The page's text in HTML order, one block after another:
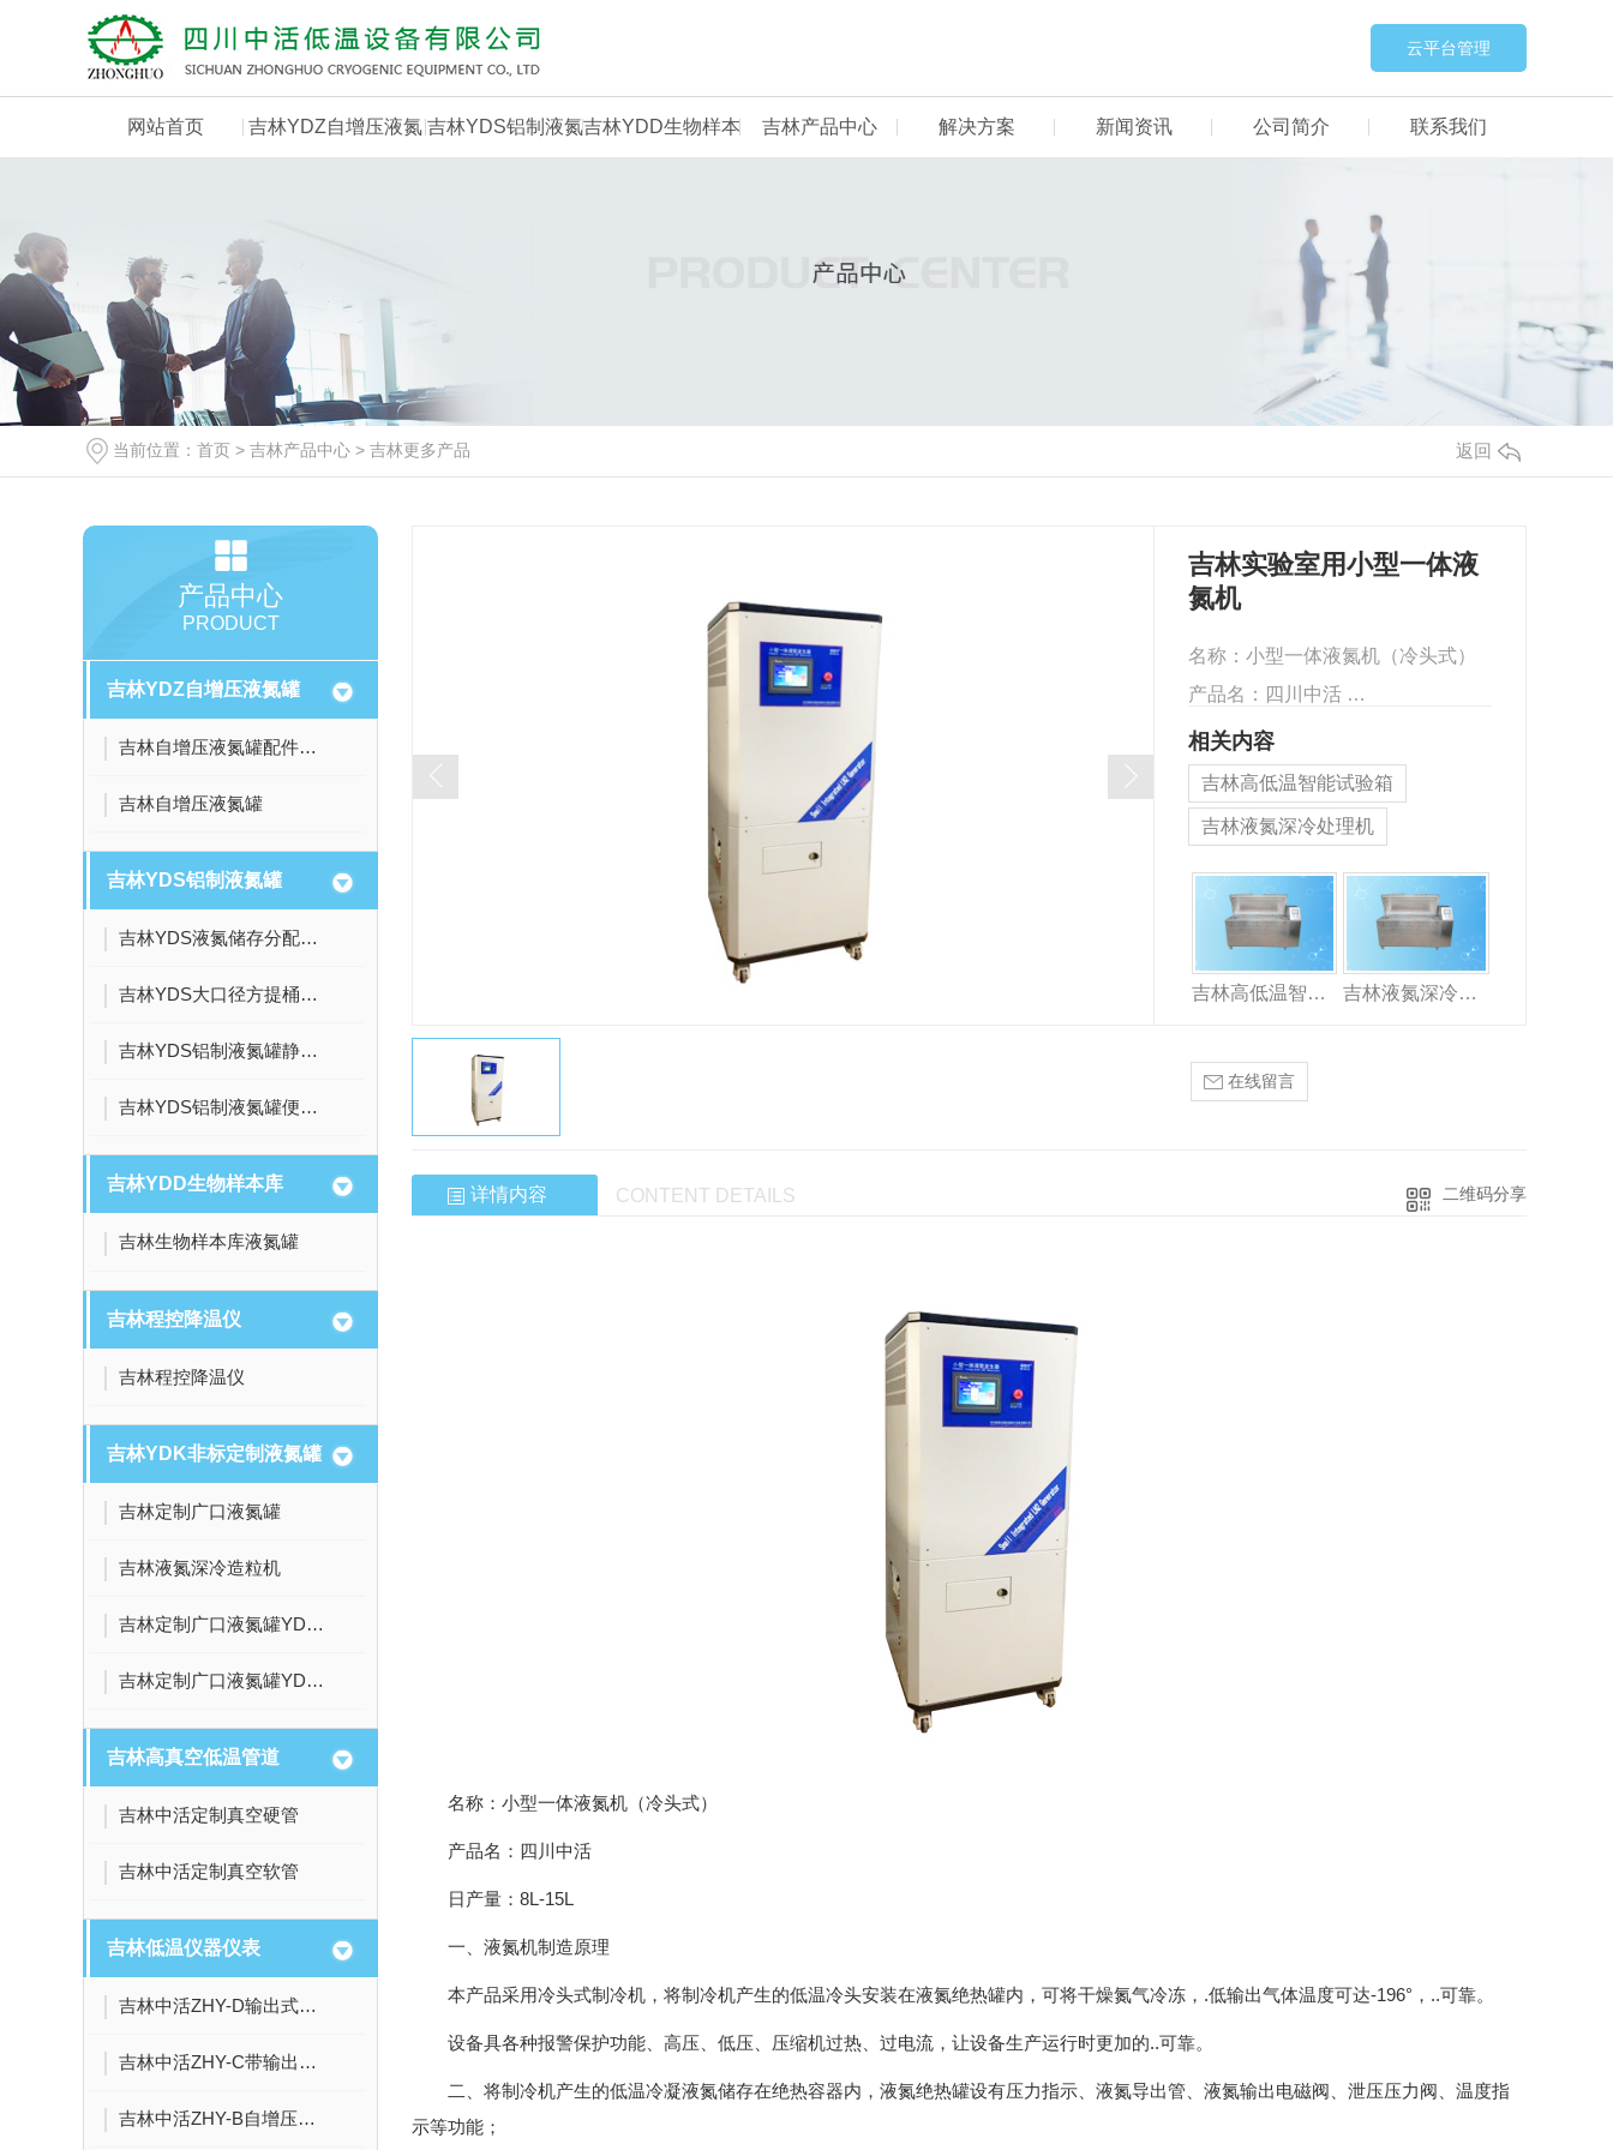
云平台管理
网站首页 吉林YDZ自增压液氮 吉林YDS铝制液氮吉林YDD生物样本 吉林产品中心 解决方案 新闻资讯 公司简介 联系我们
当前位置： 首页 > 吉林产品中心 > 吉林更多产品 返回
产品中心
PRODUCT
吉林YDZ自增压液氮罐
吉林自增压液氮罐配件安全阀压力表截止阀
吉林自增压液氮罐
吉林YDS铝制液氮罐
吉林YDS液氮储存分配系列液氮罐
吉林YDS大口径方提桶系列液氮罐
吉林YDS铝制液氮罐静态大容量储存系列
吉林YDS铝制液氮罐便捷式小容量系列
吉林YDD生物样本库
吉林生物样本库液氮罐
吉林程控降温仪
吉林程控降温仪
吉林YDK非标定制液氮罐
吉林定制广口液氮罐
吉林液氮深冷造粒机
吉林定制广口液氮罐YDK-10
吉林定制广口液氮罐YDK-500
吉林高真空低温管道
吉林中活定制真空硬管
吉林中活定制真空软管
吉林低温仪器仪表
吉林中活ZHY-D输出式液位传感器
吉林中活ZHY-C带输出式液位传感器
吉林中活ZHY-B自增压液氮罐智联液位传感器
吉林实验室用小型一体液
氮机
名称：小型一体液氮机（冷头式）
产品名：四川中活 …
相关内容
吉林高低温智能试验箱
吉林液氮深冷处理机
吉林实验室用一体式小型液氮机
吉林高低温智能试验箱 吉林液氮深冷处理机
在线留言
详情内容 CONTENT DETAILS 二维码分享
名称：小型一体液氮机（冷头式）
产品名：四川中活
日产量：8L-15L
一、液氮机制造原理
本产品采用冷头式制冷机，将制冷机产生的低温冷头安装在液氮绝热罐内，可将干燥氮气冷冻，.低输出气体温度可达-196°，..可靠。
设备具各种报警保护功能、高压、低压、压缩机过热、过电流，让设备生产运行时更加的..可靠。
二、将制冷机产生的低温冷凝液氮储存在绝热容器内，液氮绝热罐设有压力指示、液氮导出管、液氮输出电磁阀、泄压压力阀、温度指
示等功能；